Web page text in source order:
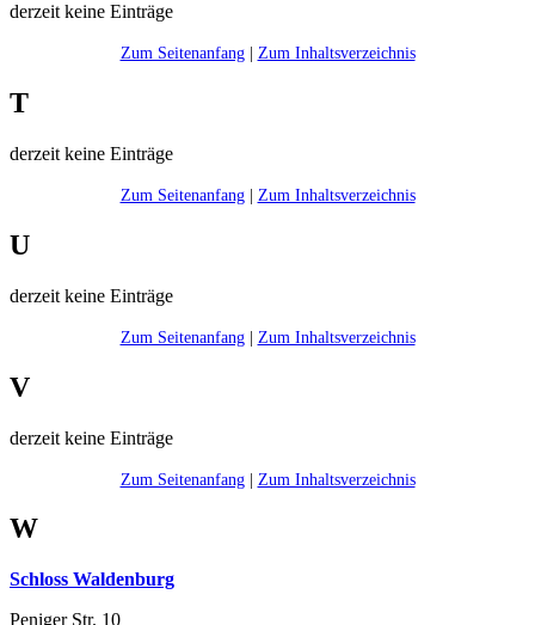
derzeit keine Einträge
Zum Seitenanfang| Zum Inhaltsverzeichnis
T
derzeit keine Einträge
Zum Seitenanfang| Zum Inhaltsverzeichnis
U
derzeit keine Einträge
Zum Seitenanfang| Zum Inhaltsverzeichnis
V
derzeit keine Einträge
Zum Seitenanfang| Zum Inhaltsverzeichnis
W
Schloss Waldenburg
Peniger Str. 10